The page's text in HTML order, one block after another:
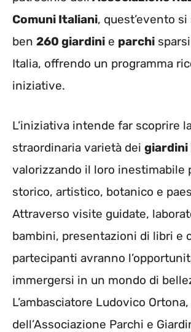
Comuni Italiani, quest’evento
ben 260 giardini e parchi
Italia, offrendo un programma
iniziative.
L’iniziativa intende far scoprire
straordinaria varietà dei giardini
valorizzando il loro inestimabile
storico, artistico, botanico e
Attraverso visite guidate,
bambini, presentazioni di libri e
partecipanti avranno
immergersi in un mondo di
L’ambasciatore Ludovico
dell’Associazione Parchi e